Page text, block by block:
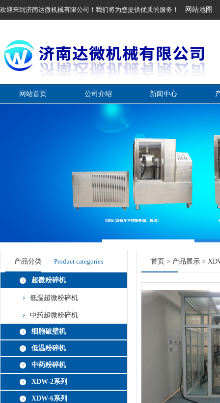
欢迎来到济南达微机械有限公司！我们将为您提供优质的服务！ 网站地图
网站首页 公司介绍 新闻中心
产品分类 Product categories
超微粉碎机
低温超微粉碎机
中药超微粉碎机
细胞破壁机
低温粉碎机
中药粉碎机
XDW-2系列
XDW-6系列
首页 > 产品展示 >